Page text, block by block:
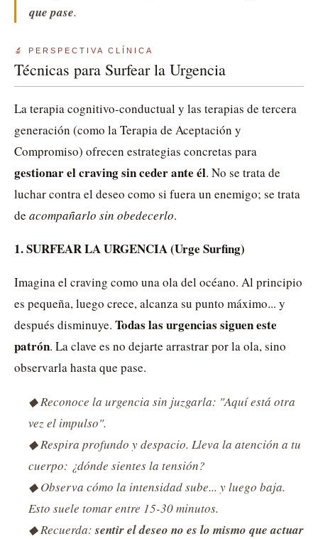
que pase.
🔬 PERSPECTIVA CLÍNICA
Técnicas para Surfear la Urgencia
La terapia cognitivo-conductual y las terapias de tercera
generación (como la Terapia de Aceptación y
Compromiso) ofrecen estrategias concretas para
gestionar el craving sin ceder ante él. No se trata de
luchar contra el deseo como si fuera un enemigo; se trata
de acompañarlo sin obedecerlo.
1. SURFEAR LA URGENCIA (Urge Surfing)
Imagina el craving como una ola del océano. Al principio
es pequeña, luego crece, alcanza su punto máximo... y
después disminuye. Todas las urgencias siguen este
patrón. La clave es no dejarte arrastrar por la ola, sino
observarla hasta que pase.
◆ Reconoce la urgencia sin juzgarla: "Aquí está otra
vez el impulso".
◆ Respira profundo y despacio. Lleva la atención a tu
cuerpo: ¿dónde sientes la tensión?
◆ Observa cómo la intensidad sube... y luego baja.
Esto suele tomar entre 15-30 minutos.
◆ Recuerda:sentir el deseo no es lo mismo que actuar